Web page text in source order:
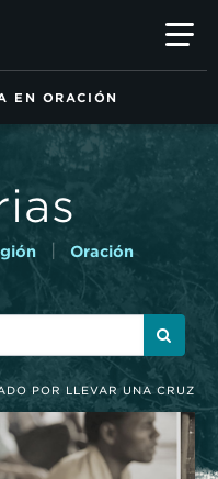
EN ORACIÓN
Oración
POR LLEVAR UNA CRUZ